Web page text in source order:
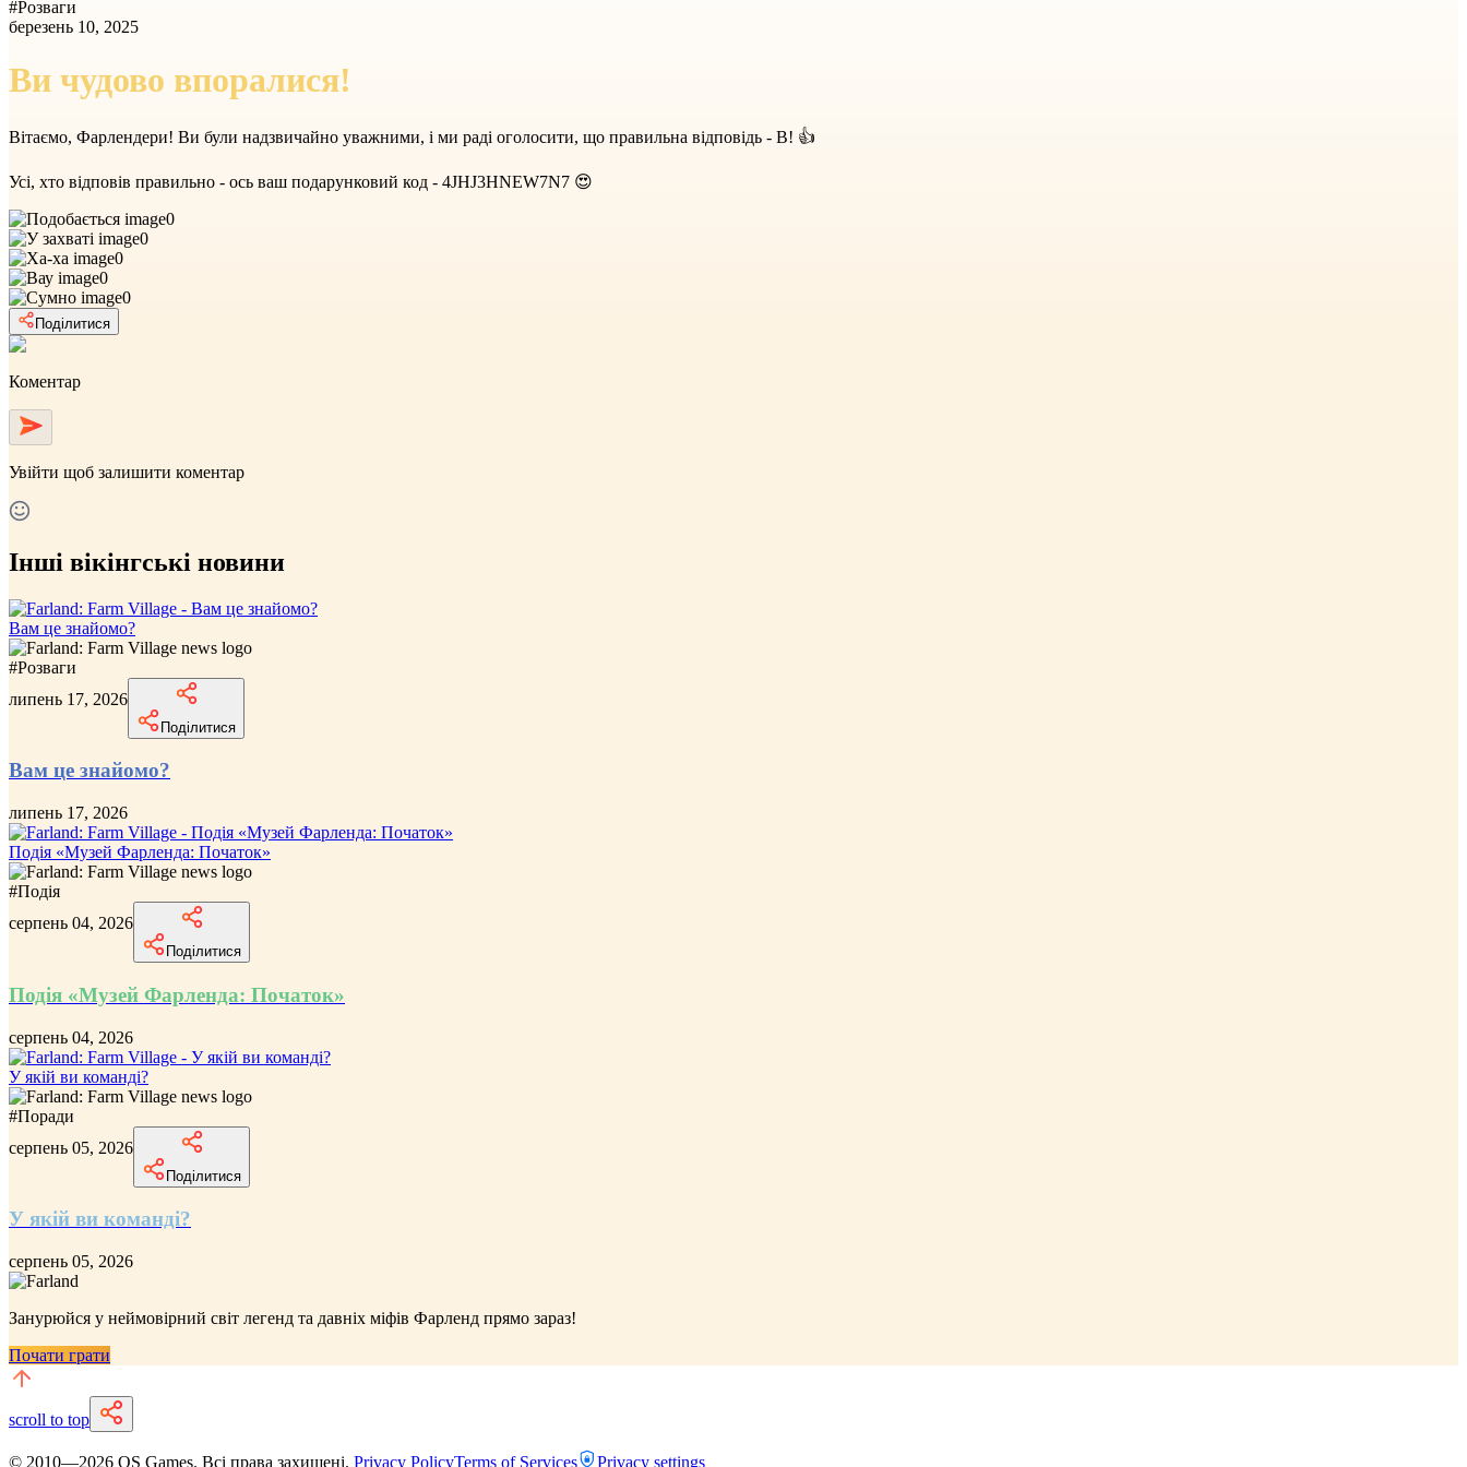
#Розваги
березень 10, 2025
Ви чудово впоралися!
Вітаємо, Фарлендери! Ви були надзвичайно уважними, і ми раді оголосити, що правильна відповідь - B! 👍
Усі, хто відповів правильно - ось ваш подарунковий код - 4JHJ3HNEW7N7 😍
0
0
0
0
0
Поділитися
Коментар
Увійти щоб залишити коментар
Інші вікінгські новини
Вам це знайомо?
#Розваги
липень 17, 2026
Поділитися
Вам це знайомо?
липень 17, 2026
Подія «Музей Фарленда: Початок»
#Подія
серпень 04, 2026
Поділитися
Подія «Музей Фарленда: Початок»
серпень 04, 2026
У якій ви команді?
#Поради
серпень 05, 2026
Поділитися
У якій ви команді?
серпень 05, 2026
Занурюйся у неймовірний світ легенд та давніх міфів Фарленд прямо зараз!
Почати грати
scroll to top
© 2010—2026 QS Games. Всі права захищені. Privacy PolicyTerms of Services Privacy settings